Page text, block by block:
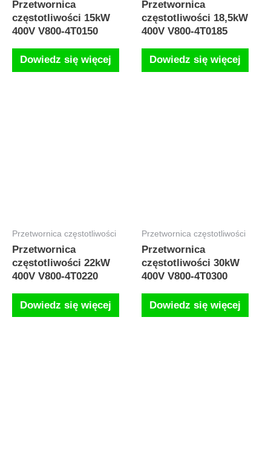
Przetwornica
częstotliwości 15kW
400V V800-4T0150
Dowiedz się więcej
Przetwornica
częstotliwości 18,5kW
400V V800-4T0185
Dowiedz się więcej
Przetwornica częstotliwości
Przetwornica
częstotliwości 22kW
400V V800-4T0220
Dowiedz się więcej
Przetwornica częstotliwości
Przetwornica
częstotliwości 30kW
400V V800-4T0300
Dowiedz się więcej